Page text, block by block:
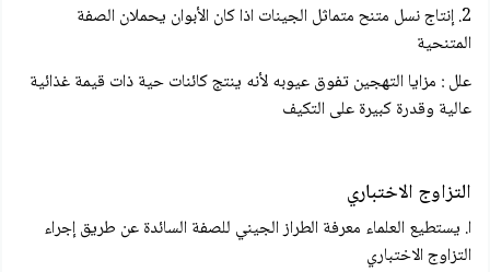
2. إنتاج نسل متنح متماثل الجينات اذا كان الأبوان يحملان الصفة
المتنحية
علل : مزايا التهجين تفوق عيوبه لأنه ينتج كائنات حية ذات قيمة غذائية
عالية وقدرة كبيرة على التكيف
التزاوج الاختباري
ا. يستطيع العلماء معرفة الطراز الجيني للصفة السائدة عن طريق إجراء
التزاوج الاختباري